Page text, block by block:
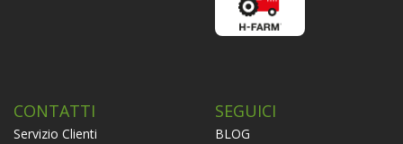
CONTATTI
Servizio Clienti
SEGUICI
BLOG